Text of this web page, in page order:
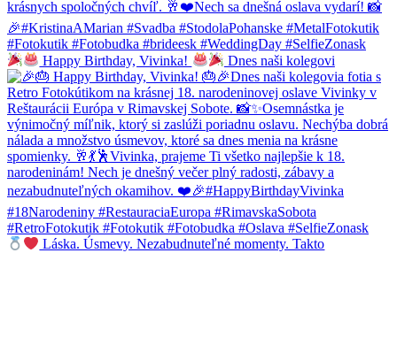
Happy Birthday, Vivinka! Dnes naši kolegovi
Láska. Úsmevy. Nezabudnuteľné momenty. Takto